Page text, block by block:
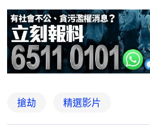
搶劫 精選影片